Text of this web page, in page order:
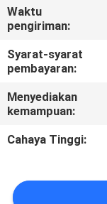
HUBUNGI
KAMI
BERITA
KASUS
SITEMAP
Waktu
pengiriman:
Syarat-syarat
pembayaran:
Menyediakan
kemampuan:
Cahaya Tinggi: